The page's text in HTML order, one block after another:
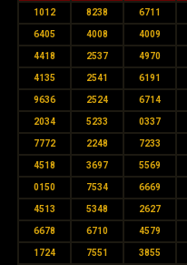
1012 8238 6711
6405 4008 4009
4418 2537 4970
4135 2541 6191
9636 2524 6714
2034 5233 0337
7772 2248 7233
4518 3697 5569
0150 7534 6669
4513 5348 2627
6678 6710 4579
1724 7551 3855